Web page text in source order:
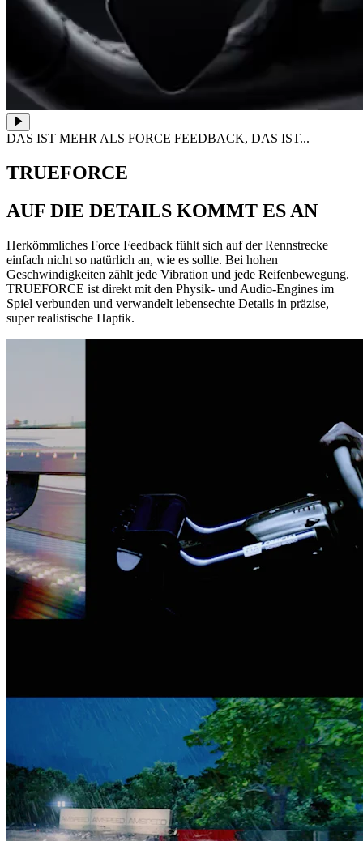
DAS IST MEHR ALS FORCE FEEDBACK, DAS IST...
TRUEFORCE
AUF DIE DETAILS KOMMT ES AN
Herkömmliches Force Feedback fühlt sich auf der Rennstrecke
einfach nicht so natürlich an, wie es sollte. Bei hohen
Geschwindigkeiten zählt jede Vibration und jede Reifenbewegung.
TRUEFORCE ist direkt mit den Physik- und Audio-Engines im
Spiel verbunden und verwandelt lebensechte Details in präzise,
super realistische Haptik.